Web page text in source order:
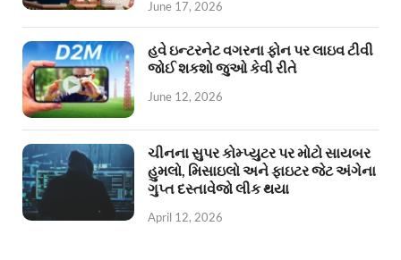
June 17, 2026
હવે ઇન્ટરનેટ વગરના ફોન પર લાઇવ ટીવી
જોઈ શકશો જુઓ કેવી રીતે
June 12, 2026
ચીનના સુપર કોમ્પ્યુટર પર મોટો સાયબર
હુમલો, મિસાઇલો અને ફાઇટર જેટ અંગેના
ગુપ્ત દસ્તાવેજો લીક થયા
April 12, 2026